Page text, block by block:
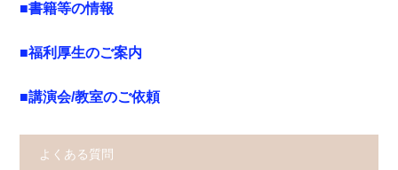
■書籍等の情報
■福利厚生のご案内
■講演会/教室のご依頼
よくある質問